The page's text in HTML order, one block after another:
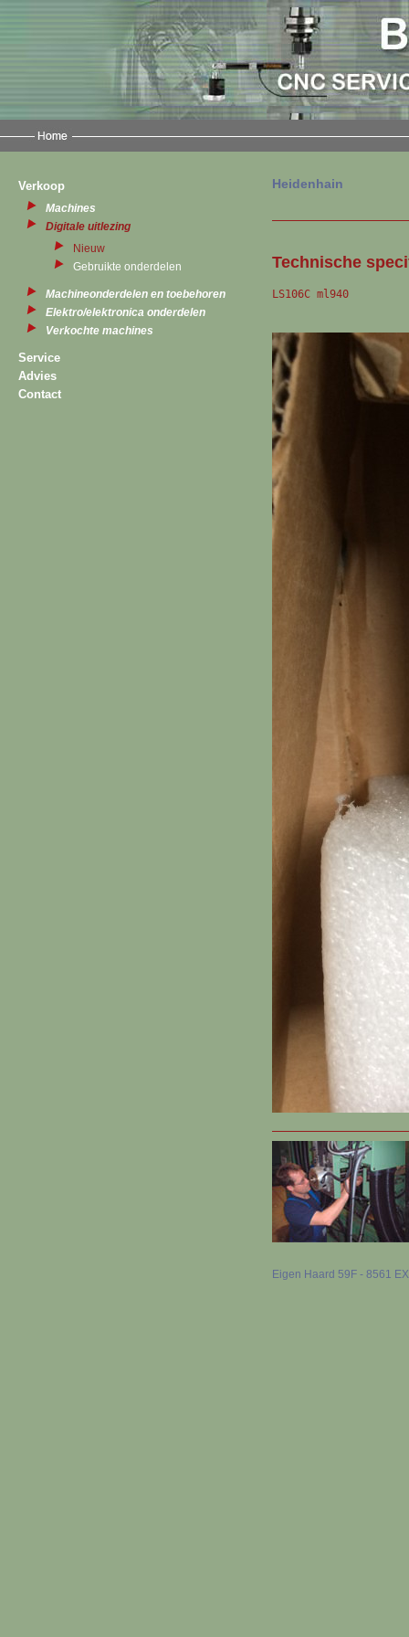
Verkoop
Machines
Digitale uitlezing
Nieuw
Gebruikte onderdelen
Machineonderdelen en toebehoren
Elektro/elektronica onderdelen
Verkochte machines
Service
Advies
Contact
Heidenhain
Technische
LS106C ml940
Eigen Haard 59F - 8561